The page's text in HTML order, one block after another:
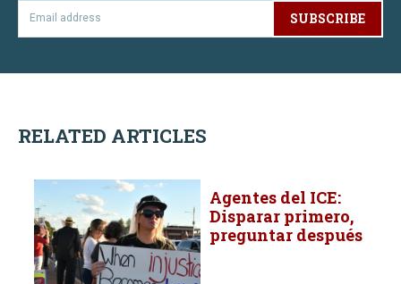
SUBSCRIBE
RELATED ARTICLES
Agentes del ICE:
Disparar primero,
preguntar después